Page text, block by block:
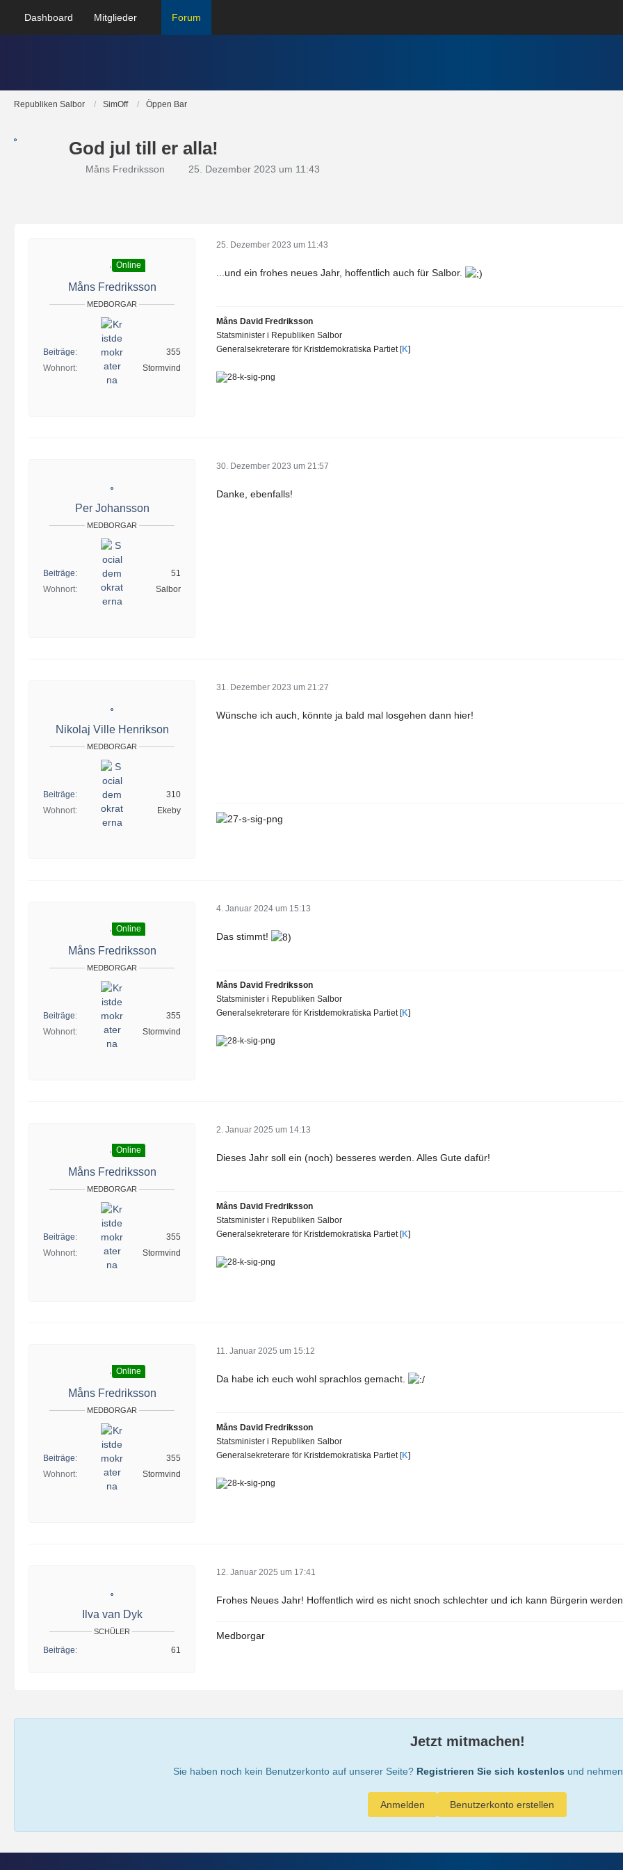
Dashboard Mitglieder Forum
Republiken Salbor SimOff Öppen Bar
God jul till er alla!
Måns Fredriksson 25. Dezember 2023 um 11:43
Online
Måns Fredriksson
MEDBORGAR
Beiträge
355
Wohnort
Stormvind
25. Dezember 2023 um 11:43
...und ein frohes neues Jahr, hoffentlich auch für Salbor.
Måns David Fredriksson
Statsminister i Republiken Salbor
Generalsekreterare för Kristdemokratiska Partiet [K]
Per Johansson
MEDBORGAR
Beiträge
51
Wohnort
Salbor
30. Dezember 2023 um 21:57
Danke, ebenfalls!
Nikolaj Ville Henrikson
MEDBORGAR
Beiträge
310
Wohnort
Ekeby
31. Dezember 2023 um 21:27
Wünsche ich auch, könnte ja bald mal losgehen dann hier!
Online
Måns Fredriksson
MEDBORGAR
Beiträge
355
Wohnort
Stormvind
4. Januar 2024 um 15:13
Das stimmt!
Måns David Fredriksson
Statsminister i Republiken Salbor
Generalsekreterare för Kristdemokratiska Partiet [K]
Online
Måns Fredriksson
MEDBORGAR
Beiträge
355
Wohnort
Stormvind
2. Januar 2025 um 14:13
Dieses Jahr soll ein (noch) besseres werden. Alles Gute dafür!
Måns David Fredriksson
Statsminister i Republiken Salbor
Generalsekreterare för Kristdemokratiska Partiet [K]
Online
Måns Fredriksson
MEDBORGAR
Beiträge
355
Wohnort
Stormvind
11. Januar 2025 um 15:12
Da habe ich euch wohl sprachlos gemacht.
Måns David Fredriksson
Statsminister i Republiken Salbor
Generalsekreterare för Kristdemokratiska Partiet [K]
Ilva van Dyk
SCHÜLER
Beiträge 61
12. Januar 2025 um 17:41
Frohes Neues Jahr! Hoffentlich wird es nicht snoch schlechter und ich kann Bürgerin
Medborgar
Jetzt mitmachen!
Sie haben noch kein Benutzerkonto auf unserer Seite? Registrieren Sie sich kostenlos und
Benutzerkonto erstellen
Anmelden